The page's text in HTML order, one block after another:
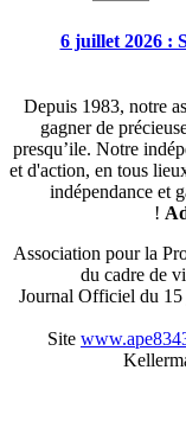
6 juillet 2026 :
Depuis 1983, notre
gagner de
presqu’ile. Notre
et d'action, en tous
indépendance et
!
Association pour la
du cadre de
Journal Officiel du
Site